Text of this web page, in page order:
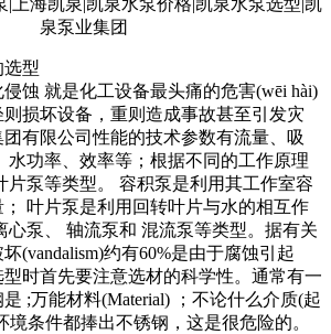
型
就是化工设备最头痛的危害(wēi hài)
损坏设备，重则造成事故甚至引发灾
团有限公司性能的技术参数有流量、吸
水功率、效率等；根据不同的工作原理
片泵等类型。 容积泵是利用其工作室容
叶片泵是利用回转叶片与水的相互作
心泵、 轴流泵和 混流泵等类型。据有关
(vandalism)约有60%是由于腐蚀引起
时首先要注意选材的科学性。通常有一
;万能材料(Material) ；不论什么介质(起
境条件都捧出不锈钢，这是很危险的。